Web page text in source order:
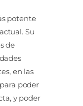
potente
Su
de
en las
poder
y poder